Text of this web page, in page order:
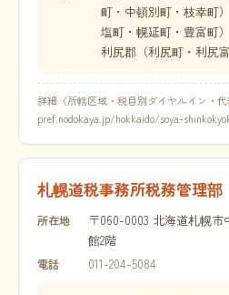
町・中頓別町・枝幸町
塩町・幌延町・豊富町
利尻郡（利尻町・利尻富
詳細（所轄区域・税目別ダイヤルイン・代
pref.nodokaya.jp/hokkaido/soya-
札幌道税事務所税務管理部
所在地
〒060-0003 北海道札幌市
館2階
電話 011-204-5084